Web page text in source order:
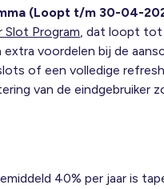
(Loopt t/m 30-04-
Slot Program, dat loopt tot
extra voordelen bij de
of een volledige
van de eindgebruiker
40% per jaar is